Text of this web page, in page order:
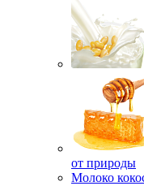
от природы
Молоко